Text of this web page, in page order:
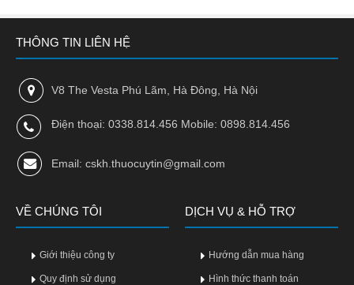
THÔNG TIN LIÊN HỆ
V8 The Vesta Phú Lãm, Hà Đông, Hà Nội
Điện thoại: 0338.814.456 Mobile: 0898.814.456
Email: cskh.thuocuytin@gmail.com
VỀ CHÚNG TÔI
Giới thiệu công ty
Quy định sử dụng
DỊCH VỤ & HỖ TRỢ
Hướng dẫn mua hàng
Hình thức thanh toán